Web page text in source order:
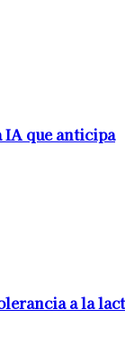
IA que anticipa
a la